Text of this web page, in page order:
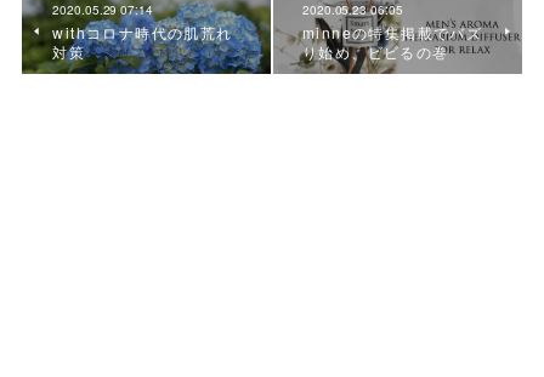
2020.05.29 07:14
withコロナ時代の肌荒れ
対策
2020.05.23 06:05
minneの特集掲載でバズ
り始め、ビビるの巻